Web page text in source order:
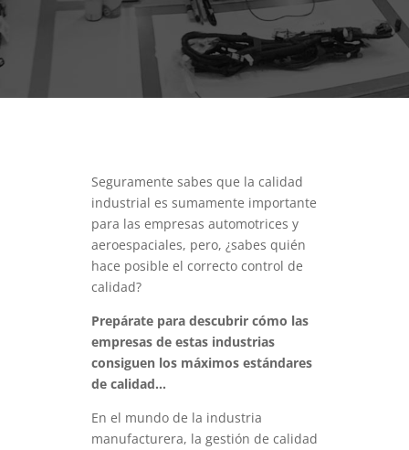
Seguramente sabes que la calidad
industrial es sumamente importante
para las empresas automotrices y
aeroespaciales, pero, ¿sabes quién
hace posible el correcto control de
calidad?
Prepárate para descubrir cómo las
empresas de estas industrias
consiguen los máximos estándares
de calidad…
En el mundo de la industria
manufacturera, la gestión de calidad